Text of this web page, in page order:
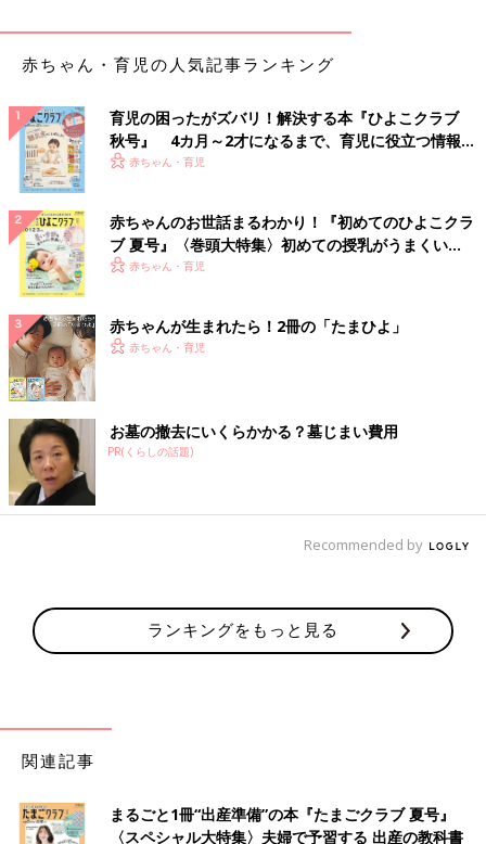
赤ちゃん・育児の人気記事ランキング
育児の困ったがズバリ！解決する本『ひよこクラブ
秋号』 4カ月～2才になるまで、育児に役立つ情報が
いっぱい！
赤ちゃん・育児
赤ちゃんのお世話まるわかり！『初めてのひよこクラ
ブ 夏号』〈巻頭大特集〉初めての授乳がうまくい
く！ おっぱい・ミルクの基本と夏のトラブル 解決テ
赤ちゃん・育児
赤ちゃんが生まれたら！2冊の「たまひよ」
赤ちゃん・育児
お墓の撤去にいくらかかる？墓じまい費用
PR(くらしの話題)
Recommended by
ランキングをもっと見る
関連記事
まるごと1冊“出産準備”の本『たまごクラブ 夏号』
〈スペシャル大特集〉夫婦で予習する 出産の教科書